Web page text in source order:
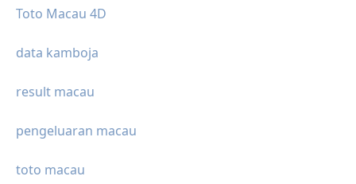
Toto Macau 4D
data kamboja
result macau
pengeluaran macau
toto macau